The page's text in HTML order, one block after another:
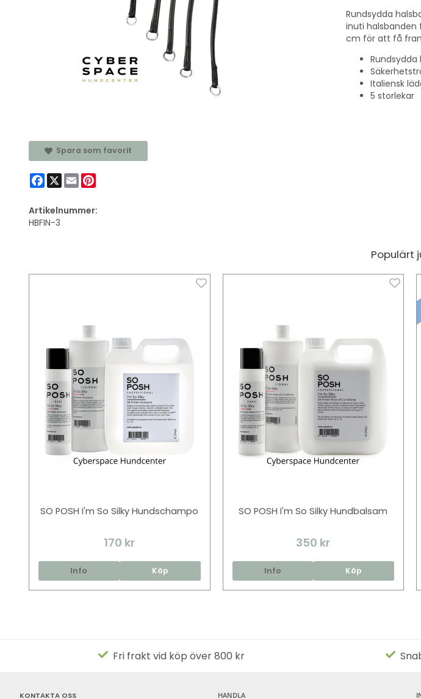
Rundsydda
inuti halsbanden
cm för att få
Rundsydda
Italiensk
5 storlekar
Spara som favorit
Facebook
X Email
Artikelnummer:
HBFIN-3
Populärt
SO POSH I'm So Silky Hundschampo
170 kr
Info Köp
SO POSH I'm So Silky Hundbalsam
350 kr
Info Köp
Fri frakt vid köp över 800 kr
KONTAKTA OSS HANDLA